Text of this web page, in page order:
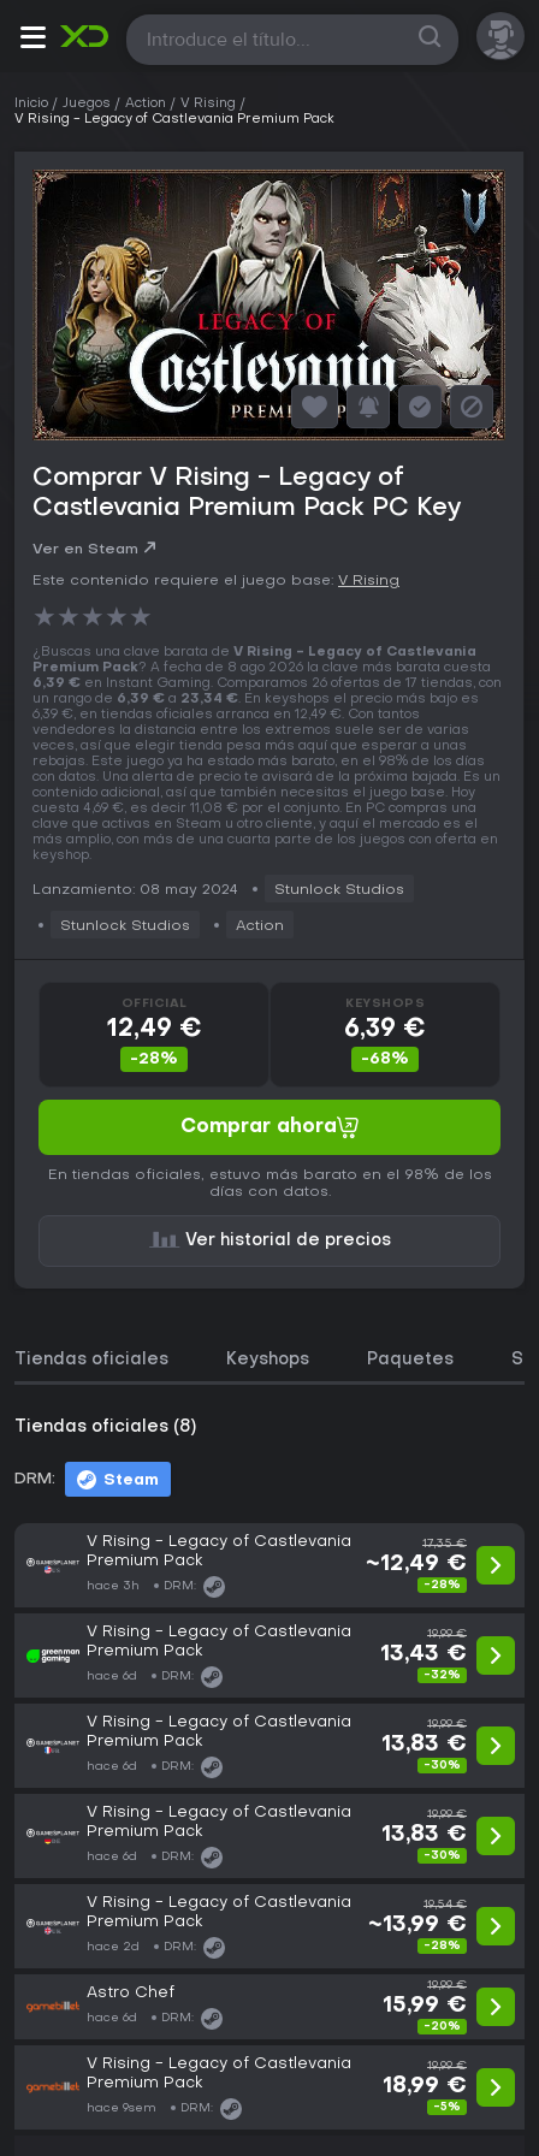
Todas
Inicio Juegos Action
V Rising
V Rising - Legacy of Castlevania Premium Pack
Comprar V Rising - Legacy of
Castlevania Premium Pack PC Key
Ver en Steam
Este contenido requiere el juego base: V Rising
★★★★★
¿Buscas una clave barata de V Rising - Legacy of Castlevania
Premium Pack? A fecha de 8 ago 2026 la clave más barata cuesta
6,39 € en Instant Gaming. Comparamos 26 ofertas de 17 tiendas, con
un rango de 6,39 € a 23,34 €. En keyshops el precio más bajo es
6,39 €, en tiendas oficiales arranca en 12,49 €. Con tantos
vendedores la distancia entre los extremos suele ser de varias
veces, así que elegir tienda pesa más aquí que esperar a unas
rebajas. Este juego ya ha estado más barato, en el 98% de los días
con datos. Una alerta de precio te avisará de la próxima bajada. Es un
contenido adicional, así que también necesitas el juego base. Hoy
cuesta 4,69 €, es decir 11,08 € por el conjunto. En PC compras una
clave que activas en Steam u otro cliente, y aquí el mercado es el
más amplio, con más de una cuarta parte de los juegos con oferta en
keyshop.
Lanzamiento: 08 may 2024 Stunlock Studios
Stunlock Studios Action
OFFICIAL
12,49 €
-28%
KEYSHOPS
6,39 €
-68%
Comprar ahora
En tiendas oficiales, estuvo más barato en el 98% de los
días con datos.
Ver historial de precios
Tiendas oficiales Keyshops Paquetes
Tiendas oficiales (8)
DRM: Steam
V Rising - Legacy of Castlevania
Premium Pack
hace 3h DRM:
17,35 €
~12,49 €
-28%
V Rising - Legacy of Castlevania
Premium Pack
hace 6d DRM:
19,99 €
13,43 €
-32%
V Rising - Legacy of Castlevania
Premium Pack
hace 6d DRM:
19,99 €
13,83 €
-30%
V Rising - Legacy of Castlevania
Premium Pack
hace 6d DRM:
19,99 €
13,83 €
-30%
V Rising - Legacy of Castlevania
Premium Pack
hace 2d DRM:
19,54 €
~13,99 €
-28%
Astro Chef
hace 6d DRM:
19,99 €
15,99 €
-20%
V Rising - Legacy of Castlevania
Premium Pack
hace 9sem DRM:
19,99 €
18,99 €
-5%